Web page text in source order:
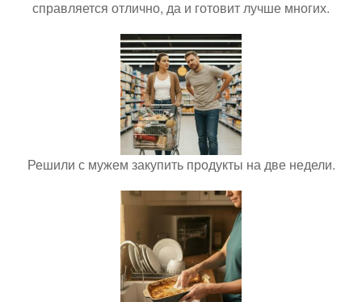
справляется отлично, да и готовит лучше многих.
Решили с мужем закупить продукты на две недели.